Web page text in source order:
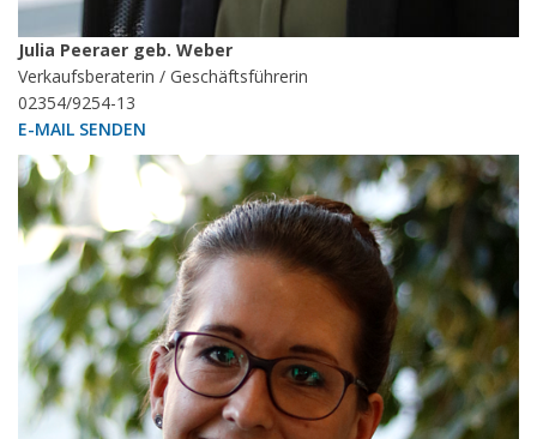
Julia Peeraer geb. Weber
Verkaufsberaterin / Geschäftsführerin
02354/9254-13
E-MAIL SENDEN